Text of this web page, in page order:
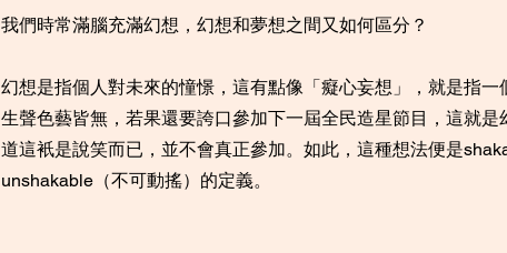
我們時常滿腦充滿幻想，幻想和夢想之間又如何區分？
幻想是指個人對未來的憧憬，這有點像「癡心妄想」，就是指
生聲色藝皆無，若果還要誇口參加下一屆全民造星節目，這就
道這衹是說笑而已，並不會真正參加。如此，這種想法便是
unshakable（不可動搖）的定義。